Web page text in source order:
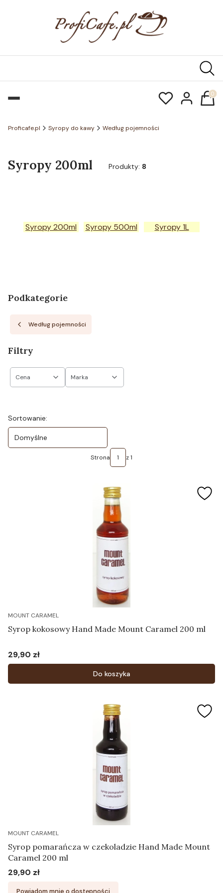
Proficafe.pl Syropy do kawy Według pojemności
Syropy 200ml Produkty: 8
Syropy 200ml Syropy 500ml Syropy 1L
Podkategorie
Według pojemności
Filtry
Cena Marka
Lista produktów
Sortowanie:
Domyślne
Strona z 1
MOUNT CARAMEL
Syrop kokosowy Hand Made Mount Caramel 200 ml
Cena
29,90 zł
Do koszyka
MOUNT CARAMEL
Syrop pomarańcza w czekoladzie Hand Made Mount
Caramel 200 ml
Cena
29,90 zł
Powiadom mnie o dostępności